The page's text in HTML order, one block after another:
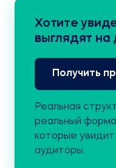
Хотите
выглядят на
Получить
Реальная
реальный
которые
аудиторы.